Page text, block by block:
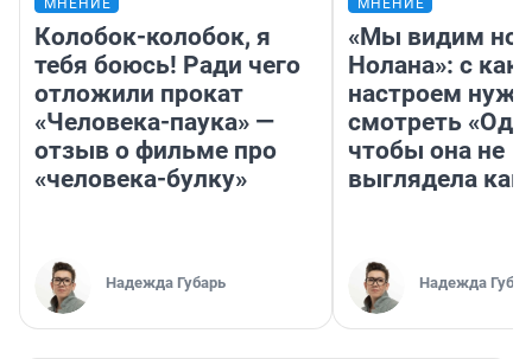
Колобок-колобок, я
тебя боюсь! Ради чего
отложили прокат
«Человека-паука» —
отзыв о фильме про
«человека-булку»
Надежда Губарь
«Мы видим
Нолана»: с
настроем
смотреть
чтобы она не
выглядела как
Надежда